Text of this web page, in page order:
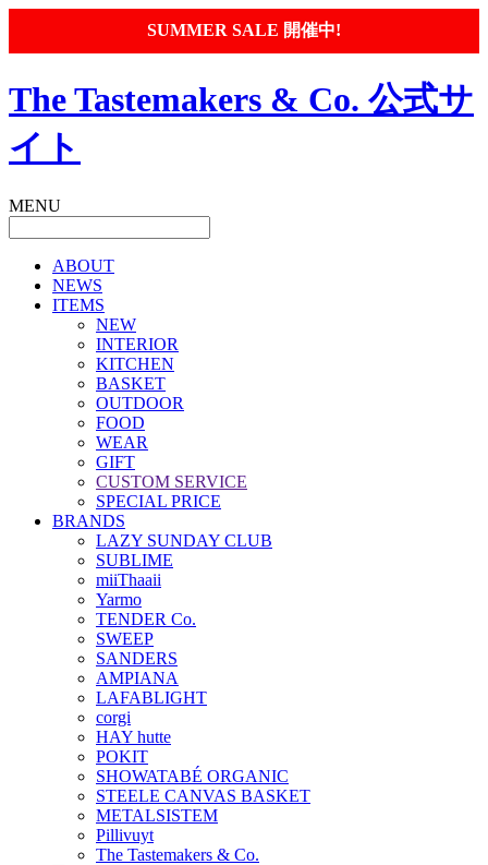
SUMMER SALE 開催中!
The Tastemakers & Co. 公式サ
イト
MENU
ABOUT
NEWS
ITEMS
NEW
INTERIOR
KITCHEN
BASKET
OUTDOOR
FOOD
WEAR
GIFT
CUSTOM SERVICE
SPECIAL PRICE
BRANDS
LAZY SUNDAY CLUB
SUBLIME
miiThaaii
Yarmo
TENDER Co.
SWEEP
SANDERS
AMPIANA
LAFABLIGHT
corgi
HAY hutte
POKIT
SHOWATABÉ ORGANIC
STEELE CANVAS BASKET
METALSISTEM
Pillivuyt
The Tastemakers & Co.